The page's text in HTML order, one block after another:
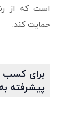
است که از
حمایت کند.
برای کسب
پیشرفته به